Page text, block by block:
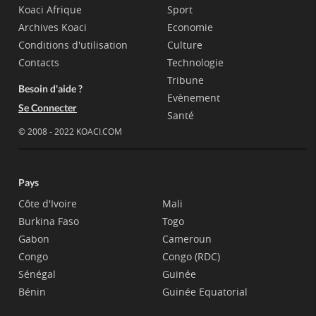
Koaci Afrique
Archives Koaci
Conditions d'utilisation
Contacts
Besoin d'aide ?
Se Connecter
© 2008 - 2022 KOACI.COM
Sport
Economie
Culture
Technologie
Tribune
Evènement
Santé
Pays
Côte d'Ivoire
Burkina Faso
Gabon
Congo
Sénégal
Bénin
Mali
Togo
Cameroun
Congo (RDC)
Guinée
Guinée Equatorial